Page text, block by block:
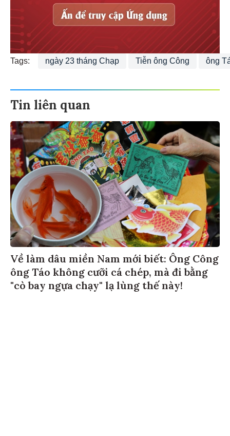
Tags: ngày 23 tháng Chạp Tiễn ông Công ông
Tin liên quan
Về làm dâu miền Nam mới biết: Ông Công
ông Táo không cưỡi cá chép, mà đi bằng
"cò bay ngựa chạy" lạ lùng thế này!